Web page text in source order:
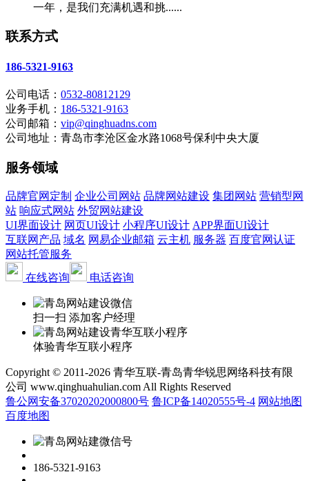
一年，是我们充满机遇和挑......
联系方式
186-5321-9163
公司电话： 0532-80812129
业务手机： 186-5321-9163
公司邮箱： vip@qinghuadns.com
公司地址：青岛市李沧区金水路1068号保利中央大厦
服务领域
品牌官网定制 企业公司网站 品牌网站建设 集团网站 营销型网
站 响应式网站 外贸网站建设
UI界面设计 网页UI设计 小程序UI设计 APP界面UI设计
互联网产品 域名 网易企业邮箱 云主机 服务器 百度官网认证
网站托管服务
在线咨询
电话咨询
扫一扫 添加客户经理
体验青华互联小程序
Copyright © 2011-2026 青华互联-青岛青华锐思网络科技有限
公司 www.qinghuahulian.com All Rights Reserved
鲁公网安备37020202000800号 鲁ICP备14020555号-4 网站地图
百度地图
186-5321-9163